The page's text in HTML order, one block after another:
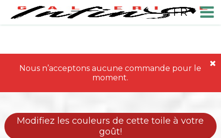
FR
Nous n’acceptons aucune commande pour le
moment.
Modifiez les couleurs de cette toile à votre
goût!